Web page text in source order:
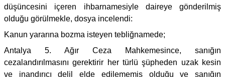
düşüncesini içeren ihbarnamesiyle daireye gönderilmiş
olduğu görülmekle, dosya incelendi:
Kanun yararına bozma isteyen tebliğnamede;
Antalya 5. Ağır Ceza Mahkemesince, sanığın
cezalandırılmasını gerektirir her türlü şüpheden uzak kesin
ve inandırıcı delil elde edilememiş olduğu ve sanığın